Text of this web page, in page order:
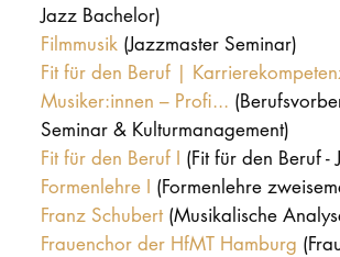
Jazz Bachelor)
Filmmusik (Jazzmaster Seminar)
Fit für den Beruf |
Musiker:innen – Profi...
Seminar & Kulturmanagement)
Fit für den Beruf I (Fit für den Beruf -
Formenlehre I (Formenlehre
Franz Schubert (Musikalische
Frauenchor der HfMT Hamburg